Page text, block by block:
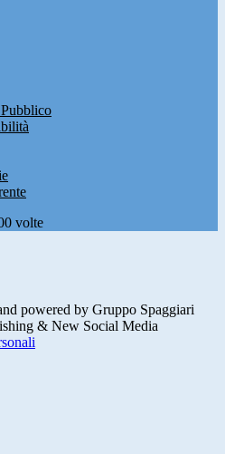
volte
powered by Gruppo Spaggiari
& New Social Media